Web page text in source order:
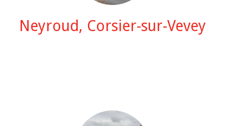
Neyroud, Corsier-sur-Vevey